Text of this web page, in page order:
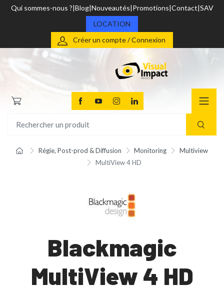
Qui sommes-nous ? Blog Nouveautés Promotions Contact SAV
LOCATION
Créer un compte / Connexion
Régie, Post-prod & Diffusion Monitoring
Multiview
MultiView 4 HD
Blackmagic
MultiView 4 HD